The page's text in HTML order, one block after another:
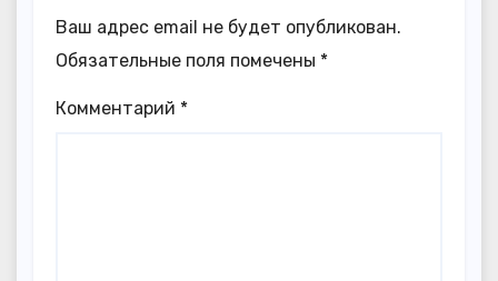
Ваш адрес email не будет опубликован.
Обязательные поля помечены *
Комментарий *